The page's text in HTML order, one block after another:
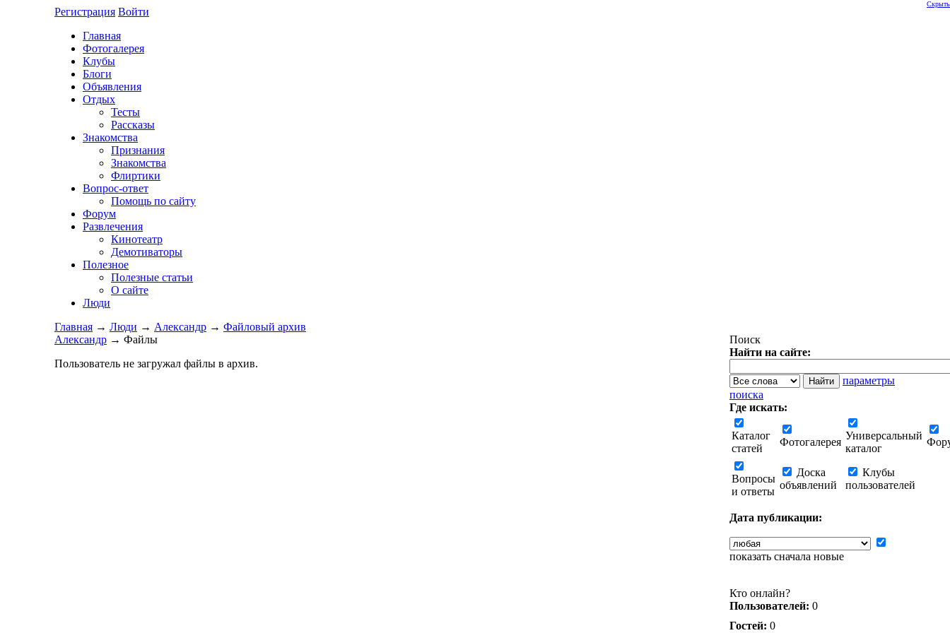
Регистрация Войти
Главная
Фотогалерея
Клубы
Блоги
Объявления
Отдых
Тесты
Рассказы
Знакомства
Признания
Знакомства
Флиртики
Вопрос-ответ
Помощь по сайту
Форум
Развлечения
Кинотеатр
Демотиваторы
Полезное
Полезные статьи
О сайте
Люди
Главная → Люди → Александр → Файловый архив
Александр → Файлы
Пользователь не загружал файлы в архив.
Поиск
Найти на сайте:
параметры
поиска
Где искать:
Каталог
статей
Фотогалерея
Универсальный
каталог
Вопросы
и ответы
Доска
объявлений
Клубы
пользователей
Дата публикации:
показать сначала новые
Скрыть
Кто онлайн?
Пользователей: 0
Гостей: 0